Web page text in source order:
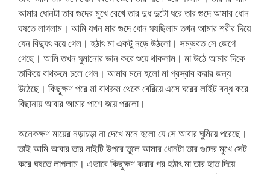
আমার ধোনটা তার গুদের মুখে রেখে তার দুধ দুটো ধরে তার গুদে আমার ধোন
ঘষতে লাগলাম। আমি যখন মার গুদে ধোন ঘষছিলাম তখন আমার শরীর দিয়ে
যেন বিদ্যুৎ বয়ে গেল। হঠাৎ মা একটু নড়ে উঠলো। সম্ভবত সে জেগে
গেছে। আমি তখন ঘুমানোর ভান করে শুয়ে থাকলাম। মা উঠে আমার দিকে
তাকিয়ে বাথরুমে চলে গেল। আমার মনে হলো মা প্রস্রাব করার জন্য
উঠেছে। কিছুক্ষণ পরে মা বাথরুম থেকে বেরিয়ে এসে ঘরের লাইট বন্ধ করে
বিছানায় আবার আমার পাশে শুয়ে পরলো।
অনেকক্ষণ মায়ের নড়াচড়া না দেখে মনে হলো যে সে আবার ঘুমিয়ে পরেছে।
তাই আমি আবার তার নাইটি উপরে তুলে আমার ধোনটা তার গুদের মুখে সেট
করে ঘষতে লাগলাম। এভাবে কিছুক্ষণ করার পর হঠাৎ মা তার হাত দিয়ে